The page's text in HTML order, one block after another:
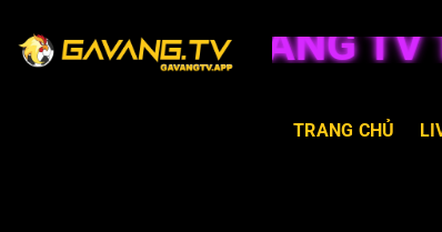
GÀ VÀNG TV
TRANG CHỦ